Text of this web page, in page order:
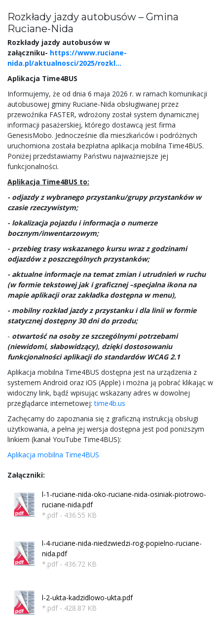
Rozkłady jazdy autobusów – Gmina
Ruciane-Nida
Rozkłady jazdy autobusów w
załączniku- https://www.ruciane-
nida.pl/aktualnosci/2025/rozkl...
Aplikacja Time4BUS
Informujemy, że od dnia 6 maja 2026 r. w ramach komunikacji
autobusowej gminy Ruciane-Nida obsługiwanej przez
przewoźnika FASTER, wdrożony został system dynamicznej
informacji pasażerskiej, którego dostawcą jest firma
GenesisMobo. Jednocześnie dla mieszkańców i podróżnych
uruchomiona została bezpłatna aplikacja mobilna Time4BUS.
Poniżej przedstawiamy Państwu najważniejsze jej
funkcjonalności.
Aplikacja Time4BUS to:
- odjazdy z wybranego przystanku/grupy przystanków w
czasie rzeczywistym;
- lokalizacja pojazdu i informacja o numerze
bocznym/inwentarzowym;
- przebieg trasy wskazanego kursu wraz z godzinami
odjazdów z poszczególnych przystanków;
- aktualne informacje na temat zmian i utrudnień w ruchu
(w formie tekstowej jak i graficznej –specjalna ikona na
mapie aplikacji oraz zakładka dostępna w menu),
- mobilny rozkład jazdy z przystanku i dla linii w formie
statycznej dostępny 30 dni do przodu;
- otwartość na osoby ze szczególnymi potrzebami
(niewidomi, słabowidzący), dzięki dostosowaniu
funkcjonalności aplikacji do standardów WCAG 2.1
Aplikacja mobilna Time4BUS dostępna jest na urządzenia z
systemem Android oraz iOS (Apple) i można ją pobrać klikając w
widoczny link, bądź wpisując wskazany adres w dowolnej
przeglądarce internetowej:time4b.us
Zachęcamy do zapoznania się z graficzną instrukcją obsługi
użytkowania, a pełna jej wersja dostępna jest pod poniższym
linkiem (kanał YouTube Time4BUS):
Aplikacja mobilna Time4BUS
Załączniki:
l-1-ruciane-nida-oko-ruciane-nida-osiniak-piotrowo-
ruciane-nida.pdf
*.pdf - 436.55 KB
l-4-ruciane-nida-niedzwiedzi-rog-popielno-ruciane-
nida.pdf
*.pdf - 436.72 KB
l-2-ukta-kadzidlowo-ukta.pdf
*.pdf - 428.87 KB